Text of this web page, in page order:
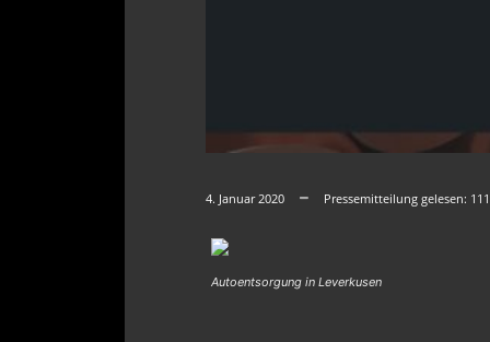
4. Januar 2020 Pressemitteilung gelesen:
Autoentsorgung in Leverkusen